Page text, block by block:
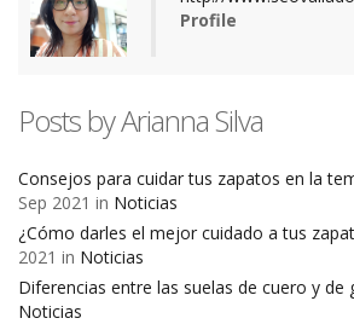
Profile
Posts by Arianna Silva
Consejos para cuidar tus zapatos en la
Sep 2021 in Noticias
¿Cómo darles el mejor cuidado a tus
2021 in Noticias
Diferencias entre las suelas de cuero y de
Noticias